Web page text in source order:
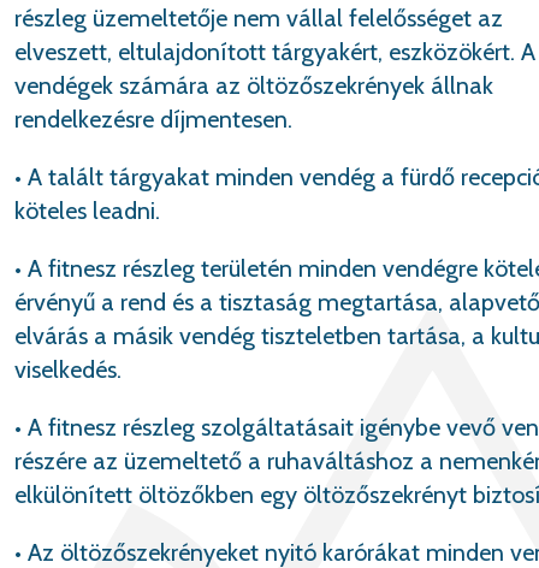
részleg üzemeltetője nem vállal felelősséget az
elveszett, eltulajdonított tárgyakért, eszközökért. A
vendégek számára az öltözőszekrények állnak
rendelkezésre díjmentesen.
• A talált tárgyakat minden vendég a fürdő
köteles leadni.
• A fitnesz részleg területén minden vendégre
érvényű a rend és a tisztaság megtartása, alapvető
elvárás a másik vendég tiszteletben tartása, a
viselkedés.
• A fitnesz részleg szolgáltatásait igénybe vevő
részére az üzemeltető a ruhaváltáshoz a
elkülönített öltözőkben egy öltözőszekrényt
• Az öltözőszekrényeket nyitó karórákat minden